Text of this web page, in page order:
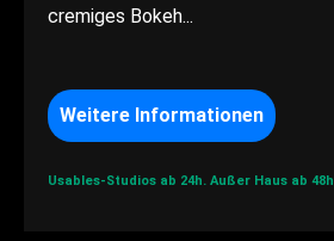
cremiges Bokeh...
Weitere Informationen
Usables-Studios ab 24h. Außer Haus ab 48h.